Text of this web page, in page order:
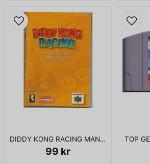
DIDDY KONG RACING MANUAL N64 BERGSALA
99 kr
TOP